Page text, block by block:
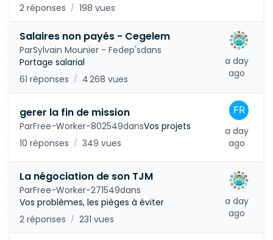
2 réponses / 198 vues
Salaires non payés - Cegelem
ParSylvain Mounier - Fedep'sdans
Portage salarial
61 réponses / 4 268 vues
a day
ago
gerer la fin de mission
ParFree-Worker-802549dansVos projets
10 réponses / 349 vues
a day
ago
La négociation de son TJM
ParFree-Worker-271549dans
Vos problèmes, les pièges à éviter
2 réponses / 231 vues
a day
ago